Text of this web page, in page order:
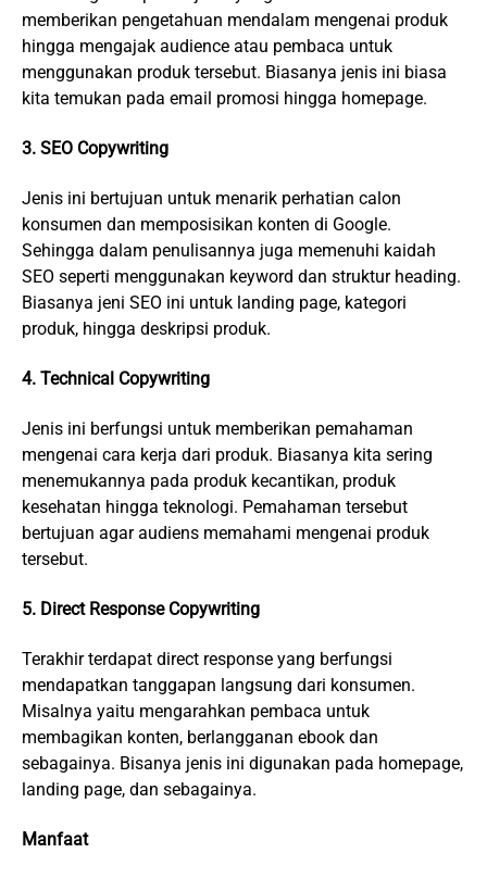
memberikan pengetahuan mendalam mengenai produk
hingga mengajak audience atau pembaca untuk
menggunakan produk tersebut. Biasanya jenis ini biasa
kita temukan pada email promosi hingga homepage.
3. SEO Copywriting
Jenis ini bertujuan untuk menarik perhatian calon
konsumen dan memposisikan konten di Google.
Sehingga dalam penulisannya juga memenuhi kaidah
SEO seperti menggunakan keyword dan struktur heading.
Biasanya jeni SEO ini untuk landing page, kategori
produk, hingga deskripsi produk.
4. Technical Copywriting
Jenis ini berfungsi untuk memberikan pemahaman
mengenai cara kerja dari produk. Biasanya kita sering
menemukannya pada produk kecantikan, produk
kesehatan hingga teknologi. Pemahaman tersebut
bertujuan agar audiens memahami mengenai produk
tersebut.
5. Direct Response Copywriting
Terakhir terdapat direct response yang berfungsi
mendapatkan tanggapan langsung dari konsumen.
Misalnya yaitu mengarahkan pembaca untuk
membagikan konten, berlangganan ebook dan
sebagainya. Bisanya jenis ini digunakan pada homepage,
landing page, dan sebagainya.
Manfaat